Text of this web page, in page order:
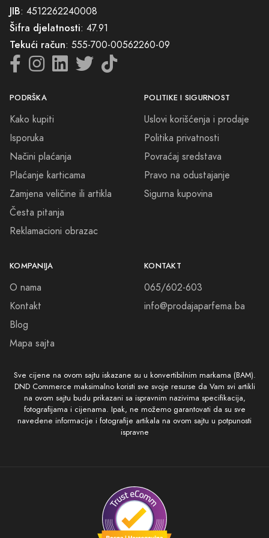
umjesto vas i koji će vas uvijek podsjećati na trenutke sreće i radosti.
Zato, ne oklijevajte. Dopustite sebi da osjetite, da izaberete i da
zavolite. Ako tražite mjesto gdje vaša potraga za savršenim
parfemom postaje stvarnost, došli ste na pravo mjesto. Dobrodošli u
prestaje.
JIB: 4512262240008
Šifra djelatnosti: 47.91
Tekući račun: 555-700-00562260-09
PODRŠKA
Kako kupiti
Isporuka
Načini plaćanja
Plaćanje karticama
Zamjena veličine ili artikla
Česta pitanja
Reklamacioni obrazac
POLITIKE I SIGURNOST
Uslovi korišćenja i prodaje
Politika privatnosti
Povraćaj sredstava
Pravo na odustajanje
Sigurna kupovina
KOMPANIJA
O nama
Kontakt
Blog
Mapa sajta
KONTAKT
065/602-603
info@prodajaparfema.ba
Sve cijene na ovom sajtu iskazane su u konvertibilnim markama (BAM).
DND Commerce maksimalno koristi sve svoje resurse da Vam svi artikli
na ovom sajtu budu prikazani sa ispravnim nazivima specifikacija,
fotografijama i cijenama. Ipak, ne možemo garantovati da su sve
navedene informacije i fotografije artikala na ovom sajtu u potpunosti
ispravne